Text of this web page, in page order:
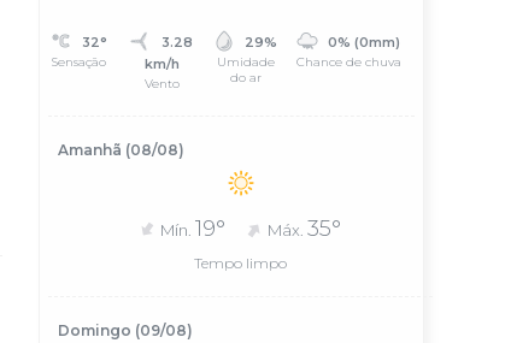
32°
Sensação
3.28
km/h
Vento
29%
Umidade
do ar
0% (0mm)
Chance de chuva
Amanhã (08/08)
Mín. 19° Máx.35°
Tempo limpo
Domingo (09/08)